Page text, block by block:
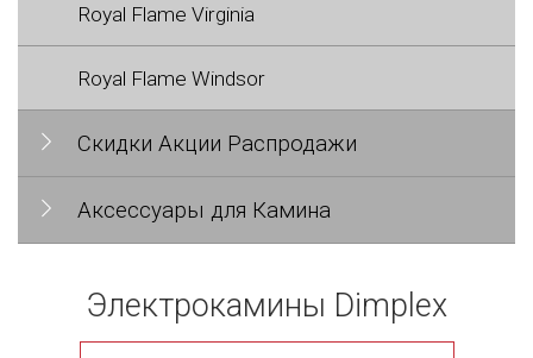
Royal Flame Virginia
Royal Flame Windsor
Скидки Акции Распродажи
Аксессуары для Камина
Электрокамины Dimplex